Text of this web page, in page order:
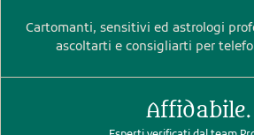
Cartomanti, sensitivi ed astrologi
ascoltarti e consigliarti per
Affidabile.